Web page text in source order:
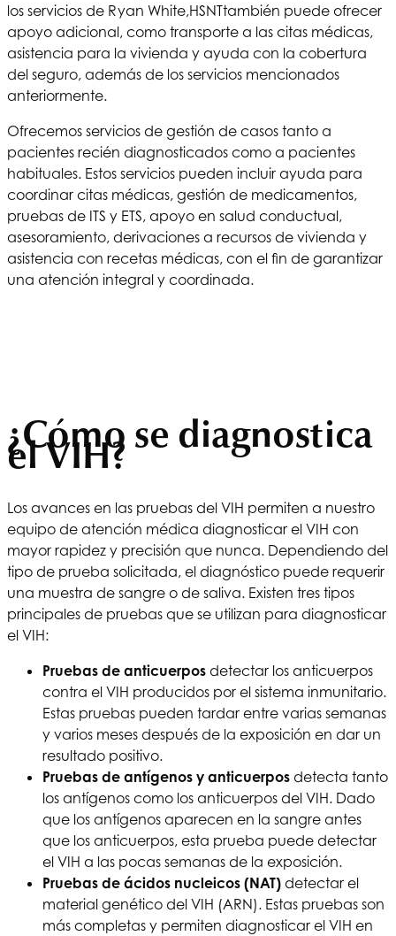
los servicios de Ryan White,HSNTtambién puede ofrecer
apoyo adicional, como transporte a las citas médicas,
asistencia para la vivienda y ayuda con la cobertura
del seguro, además de los servicios mencionados
anteriormente.
Ofrecemos servicios de gestión de casos tanto a
pacientes recién diagnosticados como a pacientes
habituales. Estos servicios pueden incluir ayuda para
coordinar citas médicas, gestión de medicamentos,
pruebas de ITS y ETS, apoyo en salud conductual,
asesoramiento, derivaciones a recursos de vivienda y
asistencia con recetas médicas, con el fin de garantizar
una atención integral y coordinada.
¿Cómo se diagnostica
el VIH?
Los avances en las pruebas del VIH permiten a nuestro
equipo de atención médica diagnosticar el VIH con
mayor rapidez y precisión que nunca. Dependiendo del
tipo de prueba solicitada, el diagnóstico puede requerir
una muestra de sangre o de saliva. Existen tres tipos
principales de pruebas que se utilizan para diagnosticar
el VIH:
Pruebas de anticuerpos detectar los anticuerpos
contra el VIH producidos por el sistema inmunitario.
Estas pruebas pueden tardar entre varias semanas
y varios meses después de la exposición en dar un
resultado positivo.
Pruebas de antígenos y anticuerpos detecta tanto
los antígenos como los anticuerpos del VIH. Dado
que los antígenos aparecen en la sangre antes
que los anticuerpos, esta prueba puede detectar
el VIH a las pocas semanas de la exposición.
Pruebas de ácidos nucleicos (NAT) detectar el
material genético del VIH (ARN). Estas pruebas son
más completas y permiten diagnosticar el VIH en